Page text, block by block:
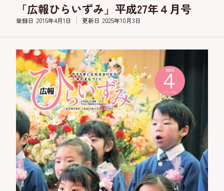
「広報ひらいずみ」平成27年４月号
登録日 2015年4月1日 更新日 2025年10月3日